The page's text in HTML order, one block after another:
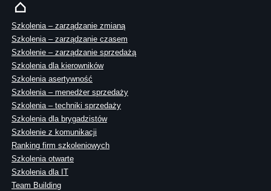
Szkolenia – zarządzanie zmianą
Szkolenia – zarządzanie czasem
Szkolenie – zarządzanie sprzedażą
Szkolenia dla kierowników
Szkolenia asertywność
Szkolenia – menedżer sprzedaży
Szkolenia – techniki sprzedaży
Szkolenia dla brygadzistów
Szkolenie z komunikacji
Ranking firm szkoleniowych
Szkolenia otwarte
Szkolenia dla IT
Team Building